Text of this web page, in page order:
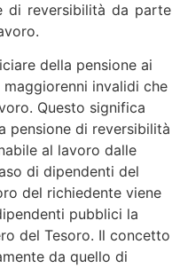
di reversibilità da parte
della pensione ai
invalidi che
Questo significa
pensione di reversibilità
al lavoro dalle
di dipendenti del
del richiedente viene
pubblici la
del Tesoro. Il concetto
da quello di